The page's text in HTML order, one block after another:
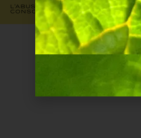
L'ABUS D’ALCOOL EST
CONSOMMER AVEC MODÉRATION